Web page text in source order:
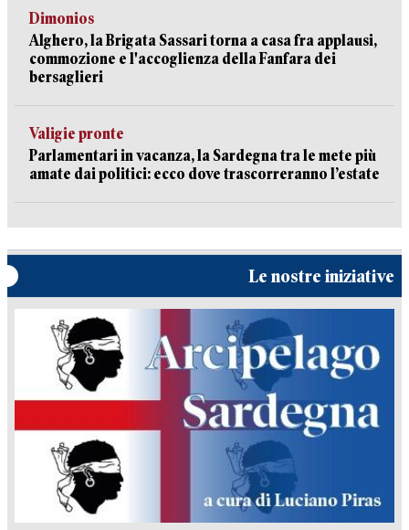
Dimonios
Alghero, la Brigata Sassari torna a casa fra applausi,
commozione e l'accoglienza della Fanfara dei
bersaglieri
Valigie pronte
Parlamentari in vacanza, la Sardegna tra le mete più
amate dai politici: ecco dove trascorreranno l’estate
Le nostre iniziative